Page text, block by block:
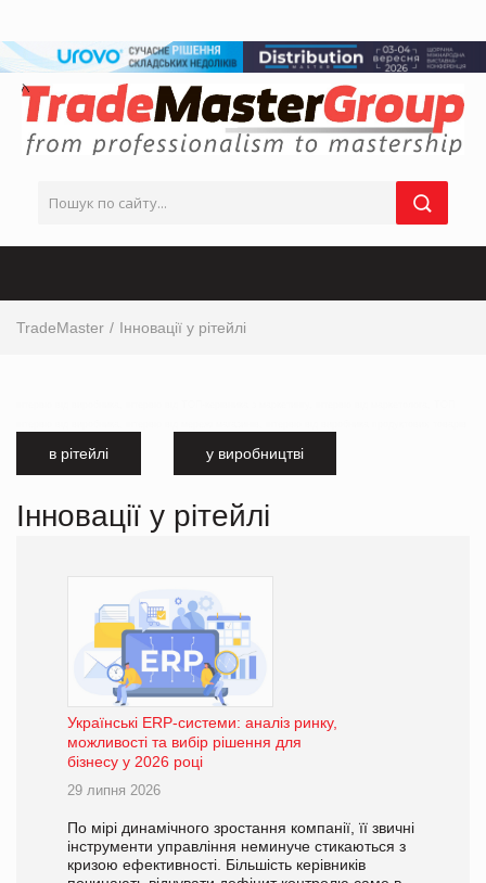
TradeMaster Інновації у рітейлі
в рітейлі у виробництві
Інновації у рітейлі
Українські ERP-системи: аналіз ринку,
можливості та вибір рішення для
бізнесу у 2026 році
29 липня 2026
По мірі динамічного зростання компанії, її звичні
інструменти управління неминуче стикаються з
кризою ефективності. Більшість керівників